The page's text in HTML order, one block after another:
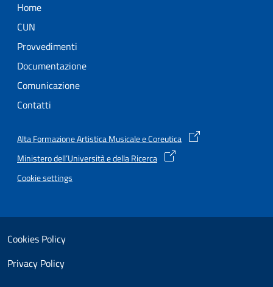
Home
CUN
Provvedimenti
Documentazione
Comunicazione
Contatti
Alta Formazione Artistica Musicale e Coreutica
Ministero dell’Università e della Ricerca
Cookie settings
Small prints
Useful links section
Cookies Policy
Privacy Policy